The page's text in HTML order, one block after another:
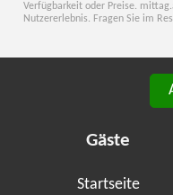
Verfügbarkeit oder Preise.
Nutzererlebnis. Fragen Sie im
Gäste
Startseite